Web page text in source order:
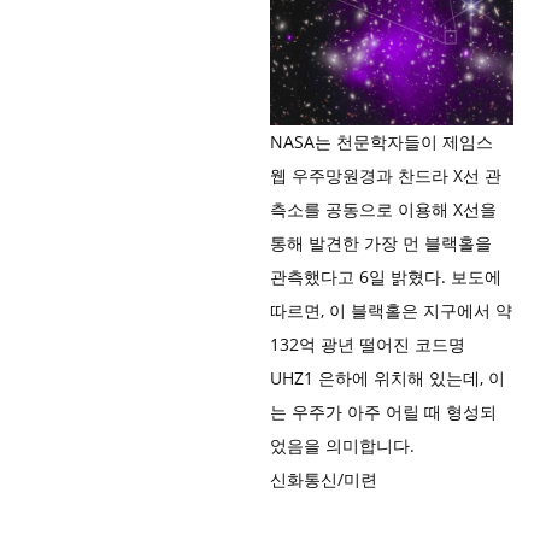
NASA는 천문학자들이 제임스
웹 우주망원경과 찬드라 X선 관
측소를 공동으로 이용해 X선을
통해 발견한 가장 먼 블랙홀을
관측했다고 6일 밝혔다. 보도에
따르면, 이 블랙홀은 지구에서 약
132억 광년 떨어진 코드명
UHZ1 은하에 위치해 있는데, 이
는 우주가 아주 어릴 때 형성되
었음을 의미합니다.
신화통신/미련